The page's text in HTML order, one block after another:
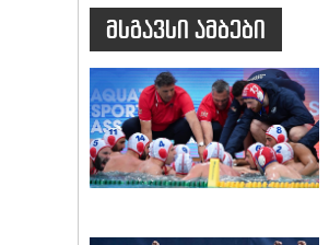
მსგავსი ამბები